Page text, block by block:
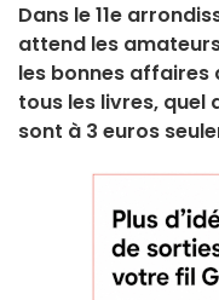
Dans le 11e
attend les
les bonnes affaires
tous les livres, quel
sont à 3 euros